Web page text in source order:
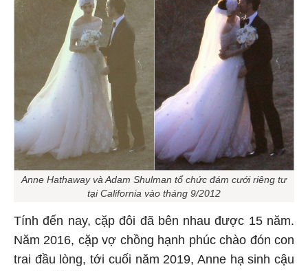
Anne Hathaway và Adam Shulman tổ chức đám cưới riêng tư
tại California vào tháng 9/2012
Tính đến nay, cặp đôi đã bên nhau được 15 năm.
Năm 2016, cặp vợ chồng hạnh phúc chào đón con
trai đầu lòng, tới cuối năm 2019, Anne hạ sinh cậu